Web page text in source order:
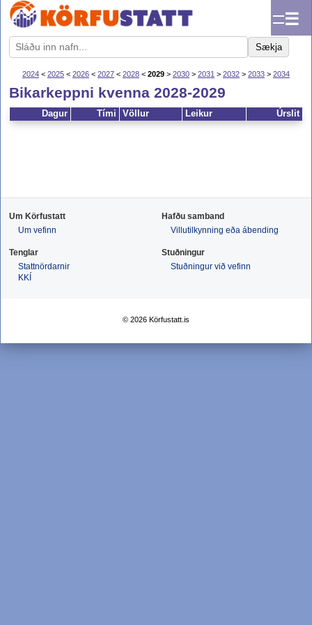
☰
Sækja
2024 < 2025 < 2026 < 2027 < 2028 < 2029 > 2030 > 2031 > 2032 > 2033 > 2034
Bikarkeppni kvenna 2028-2029
Dagur Tími Völlur Leikur Úrslit
Um Körfustatt
Um vefinn
Hafðu samband
Villutilkynning eða ábending
Tenglar
Stattnördarnir
KKÍ
Stuðningur
Stuðningur við vefinn
© 2026 Körfustatt.is